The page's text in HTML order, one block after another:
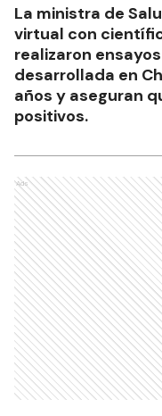
La ministra de
virtual con
realizaron
desarrollada en
años y aseguran
positivos.
Ads